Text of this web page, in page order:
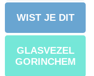
WIST JE DIT
GLASVEZEL
GORINCHEM